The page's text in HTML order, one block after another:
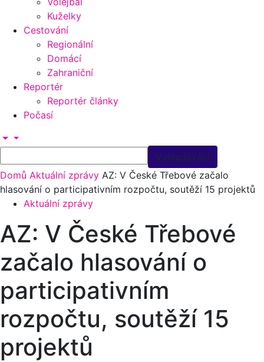
Kuželky
Cestování
Regionální
Domácí
Zahraniční
Reportér
Reportér články
Počasí
Domů Aktuální zprávy AZ: V České Třebové začalo
hlasování o participativním rozpočtu, soutěží 15 projektů
Aktuální zprávy
AZ: V České Třebové
začalo hlasování o
participativním
rozpočtu, soutěží 15
projektů